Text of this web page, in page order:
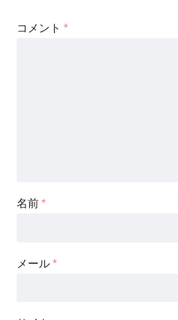
コメント *
名前 *
メール *